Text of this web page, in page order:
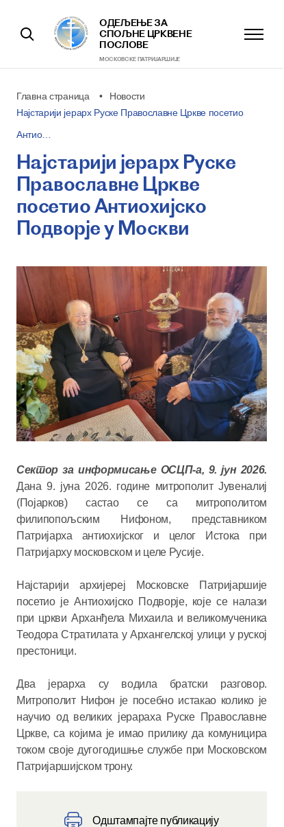
ОДЕЉЕЊЕ ЗА
СПОЉНЕ ЦРКВЕНЕ
ПОСЛОВЕ
МОСКОВСКЕ ПАТРИJАРШИЈЕ
Главна страница
Новости
Најстарији јерарх Руске Православне Цркве посетио
Антио…
Најстарији јерарх Руске
Православне Цркве
посетио Антиохијско
Подворје у Москви
Сектор за информисање ОСЦП-а, 9. јун 2026.
Дана 9. јуна 2026. године митрополит Јувеналиј
(Појарков) састао се са митрополитом
филипопољским Нифоном, представником
Патријарха антиохијског и целог Истока при
Патријарху московском и целе Русије.
Најстарији архијереј Московске Патријаршије
посетио је Антиохијско Подворје, које се налази
при цркви Арханђела Михаила и великомученика
Теодора Стратилата у Архангелској улици у руској
престоници.
Два јерарха су водила братски разговор.
Митрополит Нифон је посебно истакао колико је
научио од великих јерараха Руске Православне
Цркве, са којима је имао прилику да комуницира
током своје дугогодишње службе при Московском
Патријаршијском трону.
Одштампајте публикацију